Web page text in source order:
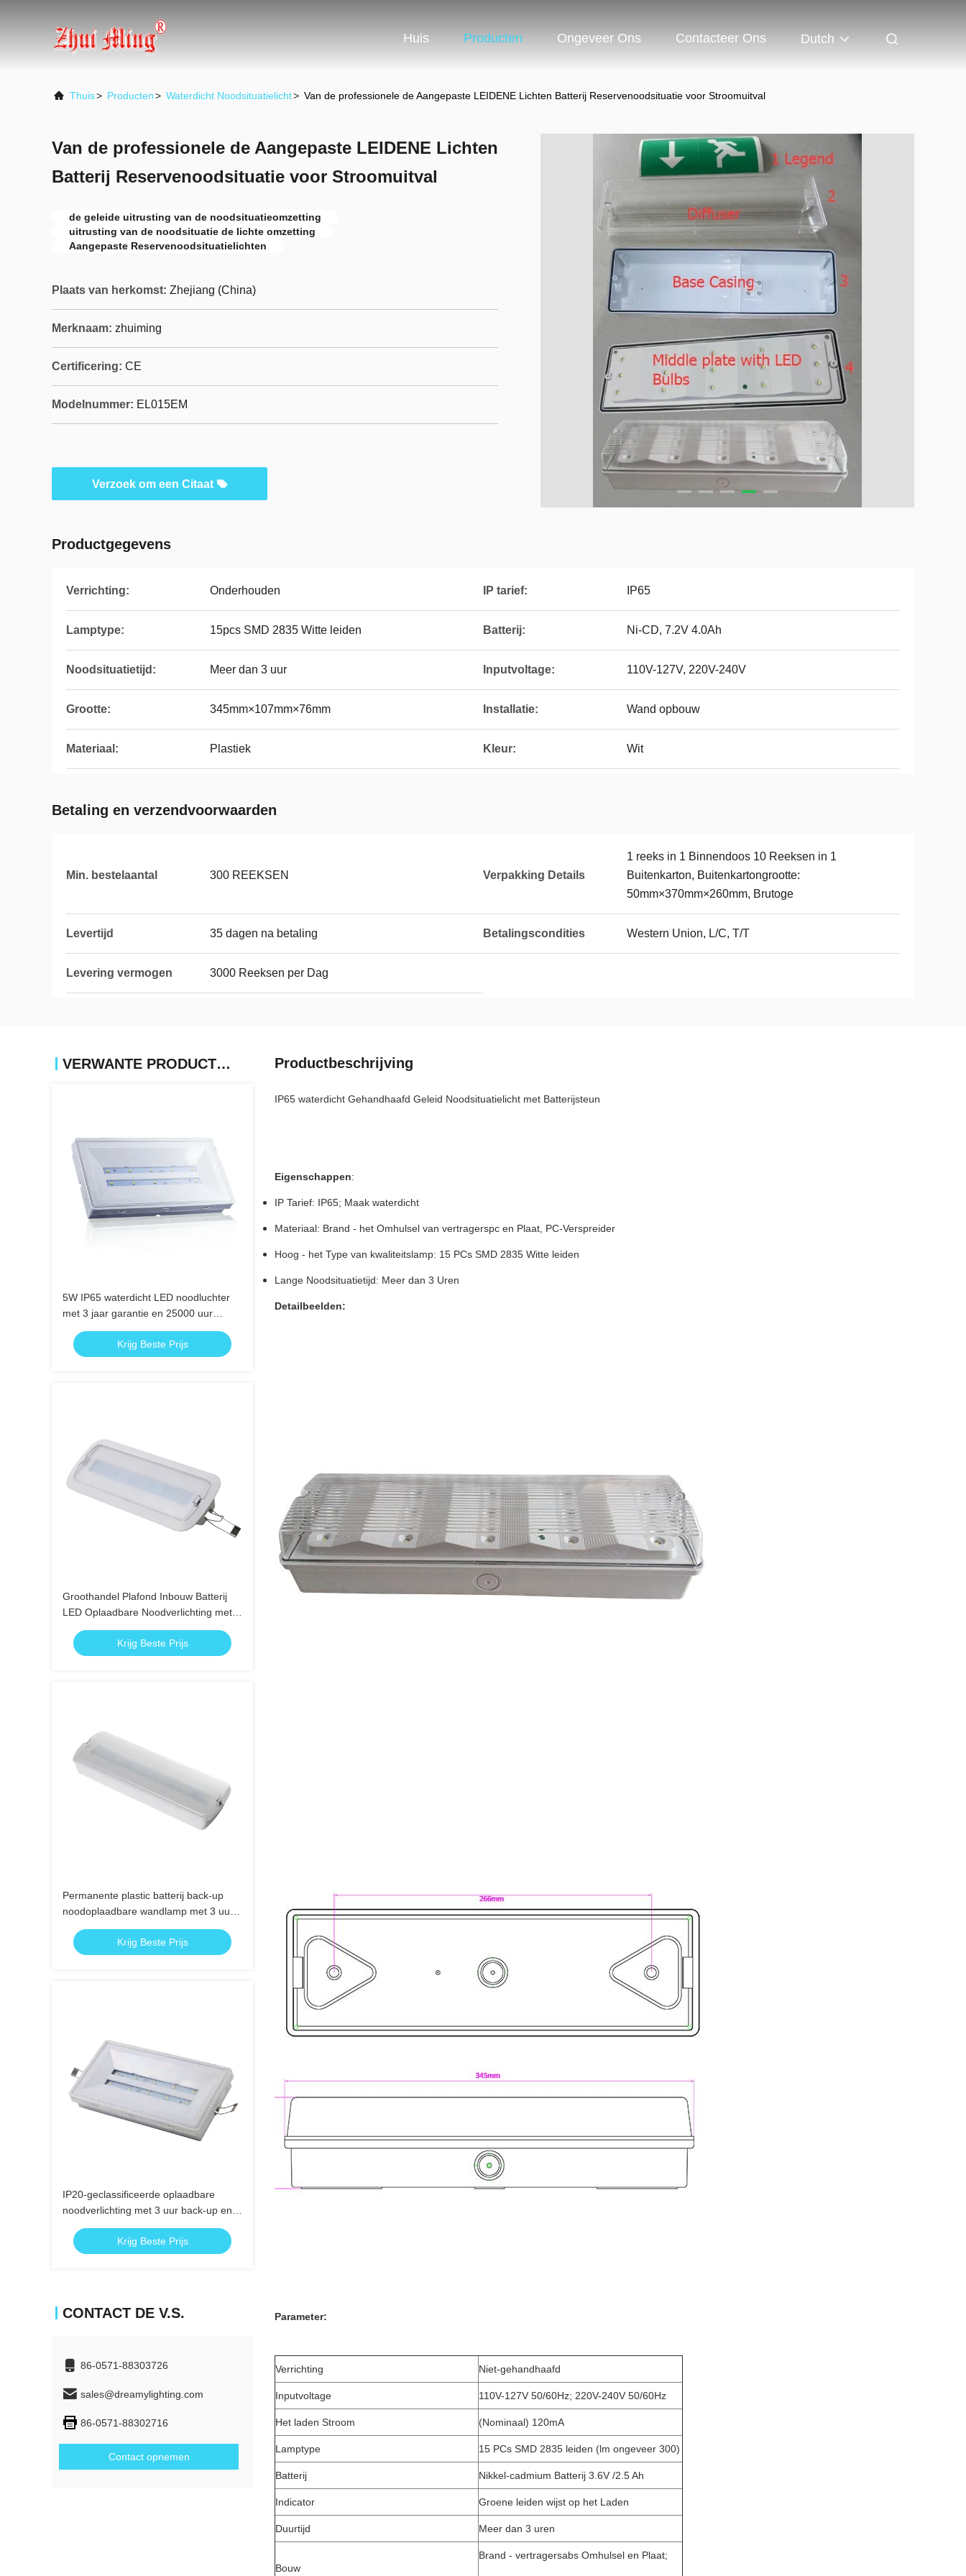
Huis Producten Ongeveer Ons Contacteer Ons Dutch
Thuis> Producten> Waterdicht Noodsituatielicht> Van de professionele de Aangepaste LEIDENE Lichten Batterij Reservenoodsituatie voor Stroomuitval
Van de professionele de Aangepaste LEIDENE Lichten
Batterij Reservenoodsituatie voor Stroomuitval
de geleide uitrusting van de noodsituatieomzetting
uitrusting van de noodsituatie de lichte omzetting
Aangepaste Reservenoodsituatielichten
Plaats van herkomst: Zhejiang (China)
Merknaam: zhuiming
Certificering: CE
Modelnummer: EL015EM
Verzoek om een Citaat
Productgegevens
Verrichting: Onderhouden IP tarief: IP65
Lamptype: 15pcs SMD 2835 Witte leiden Batterij: Ni-CD, 7.2V 4.0Ah
Noodsituatietijd: Meer dan 3 uur Inputvoltage: 110V-127V, 220V-240V
Grootte: 345mm×107mm×76mm Installatie: Wand opbouw
Materiaal: Plastiek Kleur: Wit
Betaling en verzendvoorwaarden
Min. bestelaantal 300 REEKSEN Verpakking Details
1 reeks in 1 Binnendoos 10 Reeksen in 1
Buitenkarton, Buitenkartongrootte:
50mm×370mm×260mm, Brutoge
Levertijd 35 dagen na betaling Betalingscondities Western Union, L/C, T/T
Levering vermogen 3000 Reeksen per Dag
VERWANTE PRODUCTEN
5W IP65 waterdicht LED noodluchter
met 3 jaar garantie en 25000 uur
levensduur
Krijg Beste Prijs
Groothandel Plafond Inbouw Batterij
LED Oplaadbare Noodverlichting met 3
Uur Back-up
Krijg Beste Prijs
Permanente plastic batterij back-up
noodoplaadbare wandlamp met 3 uur
back-up en Ni-Cd batterij IP20
Krijg Beste Prijs
IP20-geclassificeerde oplaadbare
noodverlichting met 3 uur back-up en
Ni-Cd batterij voor veilige
noodverlichtingKrijg Beste Prijs
CONTACT DE V.S.
86-0571-88303726
sales@dreamylighting.com
86-0571-88302716
Contact opnemen
Productbeschrijving
IP65 waterdicht Gehandhaafd Geleid Noodsituatielicht met Batterijsteun
Eigenschappen:
IP Tarief: IP65; Maak waterdicht
Materiaal: Brand - het Omhulsel van vertragerspc en Plaat, PC-Verspreider
Hoog - het Type van kwaliteitslamp: 15 PCs SMD 2835 Witte leiden
Lange Noodsituatietijd: Meer dan 3 Uren
Detailbeelden:
Parameter:
Verrichting Niet-gehandhaafd
Inputvoltage 110V-127V 50/60Hz; 220V-240V 50/60Hz
Het laden Stroom (Nominaal) 120mA
Lamptype 15 PCs SMD 2835 leiden (lm ongeveer 300)
Batterij Nikkel-cadmium Batterij 3.6V /2.5 Ah
Indicator Groene leiden wijst op het Laden
Duurtijd Meer dan 3 uren
Bouw
Brand - vertragersabs Omhulsel en Plaat;